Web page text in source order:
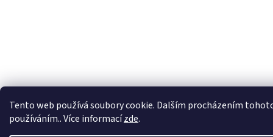
Tento web používá soubory cookie. Dalším procházením
používáním.. Více informacízde.